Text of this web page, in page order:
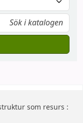
som resurs :